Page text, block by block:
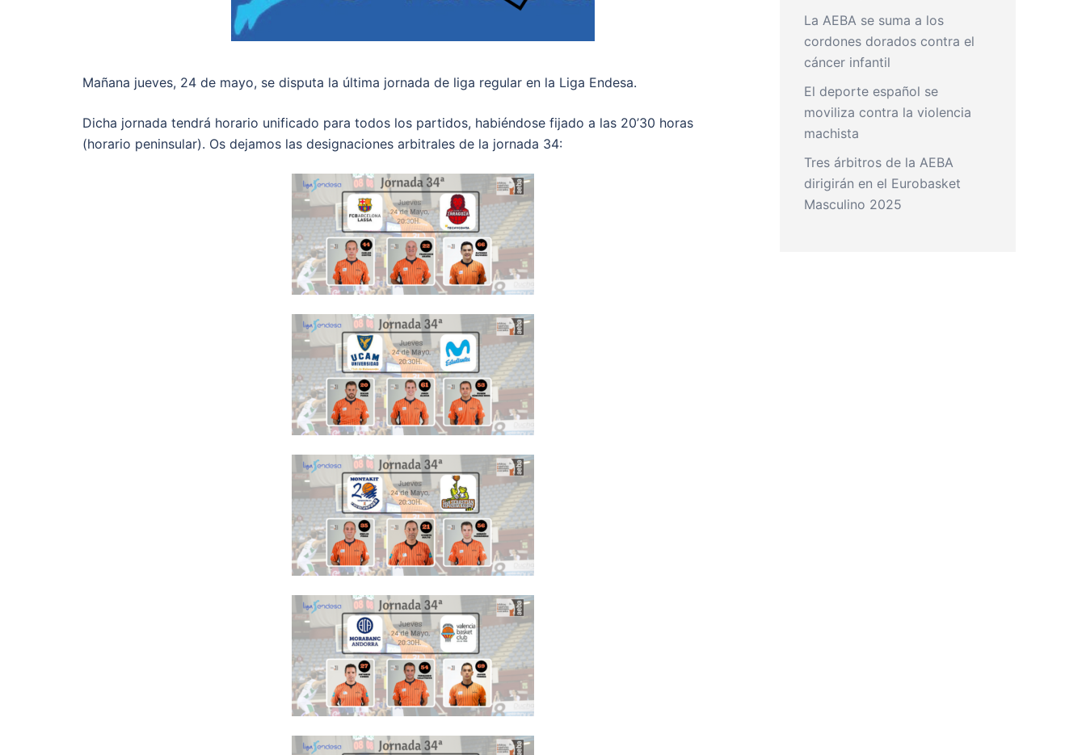
Mañana jueves, 24 de mayo, se disputa la última jornada de liga regular en la Liga Endesa.
Dicha jornada tendrá horario unificado para todos los partidos, habiéndose fijado a las 20’30 horas
(horario peninsular). Os dejamos las designaciones arbitrales de la jornada 34:
La AEBA se suma a los
cordones dorados contra el
cáncer infantil
El deporte español se
moviliza contra la violencia
machista
Tres árbitros de la AEBA
dirigirán en el Eurobasket
Masculino 2025